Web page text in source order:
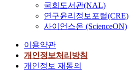
국회도서관(NAL)
연구윤리정보포털(CRE)
사이언스온 (ScienceON)
이용약관
개인정보처리방침
개인정보 재동의